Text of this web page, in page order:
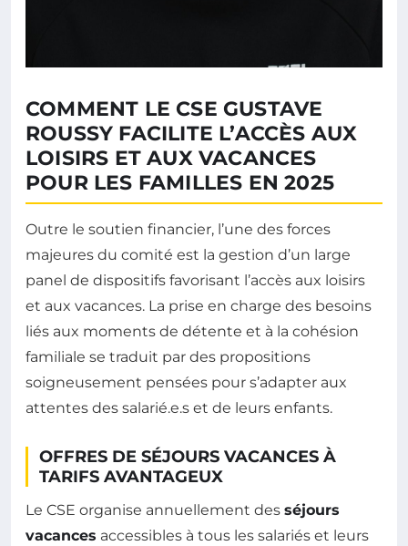
COMMENT LE CSE GUSTAVE
ROUSSY FACILITE L’ACCÈS AUX
LOISIRS ET AUX VACANCES
POUR LES FAMILLES EN 2025
Outre le soutien financier, l’une des forces
majeures du comité est la gestion d’un large
panel de dispositifs favorisant l’accès aux loisirs
et aux vacances. La prise en charge des besoins
liés aux moments de détente et à la cohésion
familiale se traduit par des propositions
soigneusement pensées pour s’adapter aux
attentes des salarié.e.s et de leurs enfants.
OFFRES DE SÉJOURS VACANCES À
TARIFS AVANTAGEUX
Le CSE organise annuellement des séjours
vacances accessibles à tous les salariés et leurs